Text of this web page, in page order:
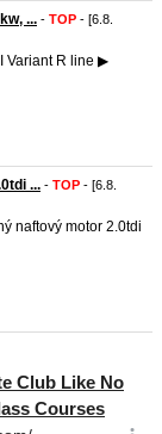
... - TOP - [6.8.
Variant R line ▶
... - TOP - [6.8.
naftový motor 2.0tdi